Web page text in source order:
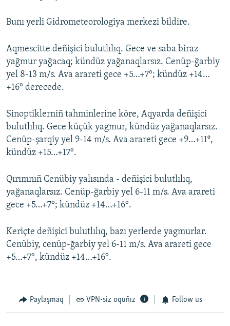
Bunı yerli Gidrometeorologiya merkezi bildire.
Aqmescitte deñişici bulutlılıq. Gece ve saba biraz
yağmur yağacaq; kündüz yağanaqlarsız. Cenüp-ğarbiy
yel 8-13 m/s. Ava arareti gece +5…+7°; kündüz +14…
+16° derecede.
Sinoptiklerniñ tahminlerine köre, Aqyarda deñişici
bulutlılıq. Gece küçük yagmur, kündüz yağanaqlarsız.
Cenüp-şarqiy yel 9-14 m/s. Ava arareti gece +9…+11º,
kündüz +15…+17°.
Qırımnıñ Cenübiy yalısında - deñişici bulutlılıq,
yağanaqlarsız. Cenüp-ğarbiy yel 6-11 m/s. Ava arareti
gece +5…+7°; kündüz +14…+16°.
Keriçte deñişici bulutlılıq, bazı yerlerde yagmurlar.
Cenübiy, cenüp-ğarbiy yel 6-11 m/s. Ava arareti gece
+5…+7°, kündüz +14…+16°.
Paylaşmaq VPN-siz oquñız Follow us